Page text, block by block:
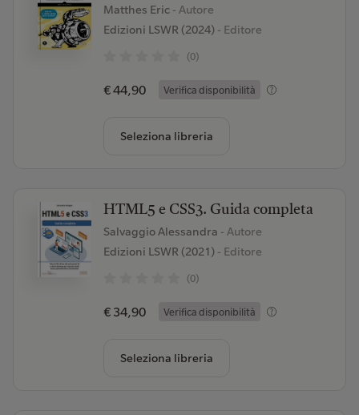
Matthes Eric - Autore
Edizioni LSWR (2024)- Editore
(0)
€ 44,90 Verifica disponibilità
Seleziona libreria
HTML5 e CSS3. Guida completa
Salvaggio Alessandra - Autore
Edizioni LSWR (2021)- Editore
(0)
€ 34,90 Verifica disponibilità
Seleziona libreria